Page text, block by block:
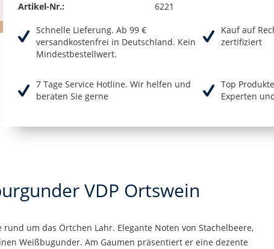
Artikel-Nr.: 6221
Schnelle Lieferung. Ab 99 €
versandkostenfrei in Deutschland. Kein
Mindestbestellwert.
Kauf auf
zertifiziert
7 Tage Service Hotline. Wir helfen und
beraten Sie gerne
Top
Experten
VDP Ortswein
um das Örtchen Lahr. Elegante Noten von Stachelbeere,
Weißbugunder. Am Gaumen präsentiert er eine dezente